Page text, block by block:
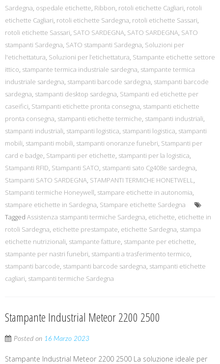
Sardegna, ospedale etichette, Ribbon, rotoli etichette Cagliari, rotoli
etichette Cagliari, rotoli etichette Sardegna, rotoli etichette Sassari,
rotoli etichette Sassari, SATO SARDEGNA, SATO SARDEGNA, SATO
stampanti Sardegna, SATO stampanti Sardegna, Soluzioni per
l'etichettatura, Soluzioni per l’etichettatura, Stampante etichette settore
ittico, stampante termica industriale sardegna, stampante termica
industriale sardegna, stampanti barcode sardegna, stampanti barcode
sardegna, stampanti desktop sardegna, Stampanti ed etichette per
caseifici, Stampanti etichette pronta consegna, stampanti etichette
pronta consegna, stampanti etichette termiche, stampanti industriali,
stampanti industriali, stampanti logistica, stampanti logistica, stampanti
mobili, stampanti mobili, stampanti onoranze funebri, Stampanti per
card e badge, Stampanti per etichette, stampanti per la logistica,
Stampanti RFID, Stampanti SATO, stampanti sato Cg408e sardegna,
Stampanti SATO SARDEGNA, STAMPANTI TERMICHE HONETWELL,
Stampanti termiche Honeywell, stampare etichette in autonomia,
stampare etichette in Sardegna, Stampare etichette Sardegna
Tagged Assistenza stampanti termiche Sardegna, etichette, etichette in
rotoli Sardegna, etichette prestampate, etichette Sardegna, stampa
etichette nutrizionali, stampante fatture, stampante per etichette,
stampante per nastri funebri, stampanti a trasferimento termico,
stampanti barcode, stampanti barcode sardegna, stampanti etichette
cagliari, stampanti termiche Sardegna
Stampante Industrial Meteor 2200 2500
Posted on 16 Marzo 2023
Stampante Industrial Meteor 2200 2500 La soluzione ideale per